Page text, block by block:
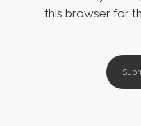
this browser for